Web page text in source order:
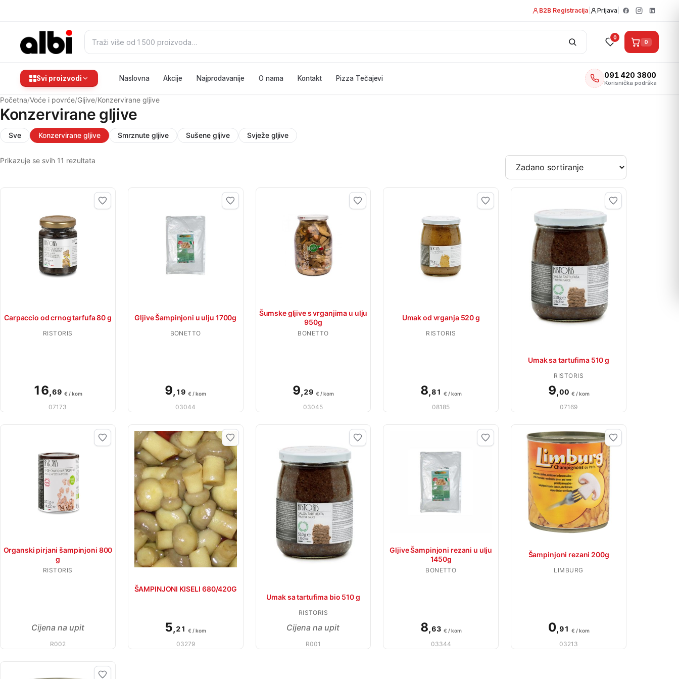
B2B Registracija Prijava
Pretraži: 0
0
Svi proizvodi Naslovna Akcije Najprodavanije O nama Kontakt Pizza Tečajevi 091 420 3800
Korisnička podrška
Početna/Voće i povrće/Gljive/Konzervirane gljive
Konzervirane gljive
Sve Konzervirane gljive Smrznute gljive Sušene gljive Svježe gljive
Prikazuje se svih 11 rezultata
Carpaccio od crnog tarfufa 80 g
RISTORIS
16,69 € / kom
07173
Gljive Šampinjoni u ulju 1700g
BONETTO
9, 19 € / kom
03044
Šumske gljive s vrganjima u ulju
950g
BONETTO
9,29 € / kom
03045
Umak od vrganja 520 g
RISTORIS
8,81 € / kom
08185
Umak sa tartufima 510 g
RISTORIS
9,00 € / kom
07169
Organski pirjani šampinjoni 800
g
RISTORIS
Cijena na upit
R002
ŠAMPINJONI KISELI 680/420G
5,21 € / kom
03279
Umak sa tartufima bio 510 g
RISTORIS
Cijena na upit
R001
Gljive Šampinjoni rezani u ulju
1450g
BONETTO
8,63 € / kom
03344
Šampinjoni rezani 200g
LIMBURG
0,91 € / kom
03213